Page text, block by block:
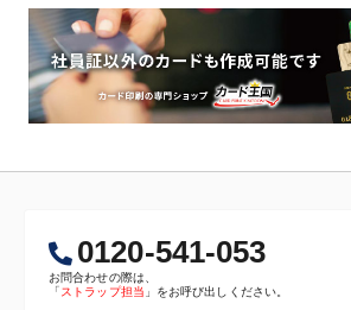
0120-541-053
お問合わせの際は、
「 ストラップ担当 」をお呼び出しください。